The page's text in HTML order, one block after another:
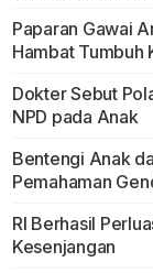
Paparan Gawai
Hambat Tumbuh
Dokter Sebut
NPD pada Anak
Bentengi Anak
Pemahaman
RI Berhasil
Kesenjangan